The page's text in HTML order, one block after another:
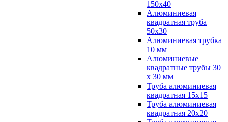
150х40
Алюминиевая
квадратная труба
50х30
Алюминиевая трубка
10 мм
Алюминиевые
квадратные трубы 30
х 30 мм
Труба алюминиевая
квадратная 15х15
Труба алюминиевая
квадратная 20х20